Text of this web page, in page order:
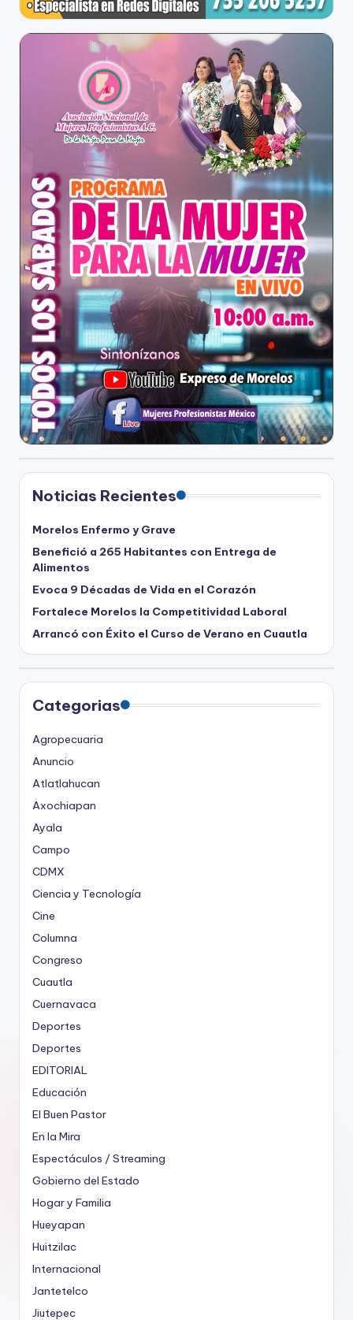
Noticias Recientes
Morelos Enfermo y Grave
Benefició a 265 Habitantes con Entrega de
Alimentos
Evoca 9 Décadas de Vida en el Corazón
Fortalece Morelos la Competitividad Laboral
Arrancó con Éxito el Curso de Verano en Cuautla
Categorias
Agropecuaria
Anuncio
Atlatlahucan
Axochiapan
Ayala
Campo
CDMX
Ciencia y Tecnología
Cine
Columna
Congreso
Cuautla
Cuernavaca
Deportes
Deportes
EDITORIAL
Educación
El Buen Pastor
En la Mira
Espectáculos / Streaming
Gobierno del Estado
Hogar y Familia
Hueyapan
Huitzilac
Internacional
Jantetelco
Jiutepec